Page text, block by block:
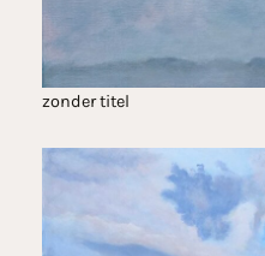
zonder titel